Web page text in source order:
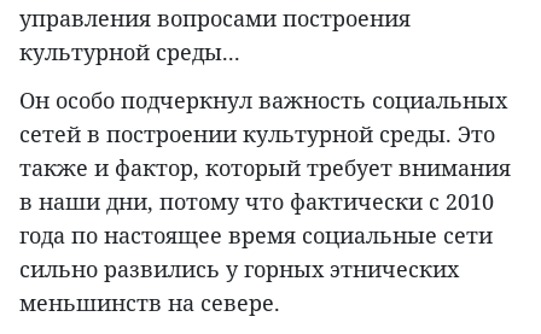
управления вопросами построения
культурной среды...
Он особо подчеркнул важность социальных
сетей в построении культурной среды. Это
также и фактор, который требует внимания
в наши дни, потому что фактически с 2010
года по настоящее время социальные сети
сильно развились у горных этнических
меньшинств на севере.